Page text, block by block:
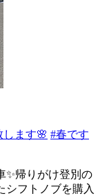
します🌸 #春です
✨帰りがけ登別の
シフトノブを購入